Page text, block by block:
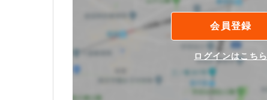
会員登録
ログインはこちら